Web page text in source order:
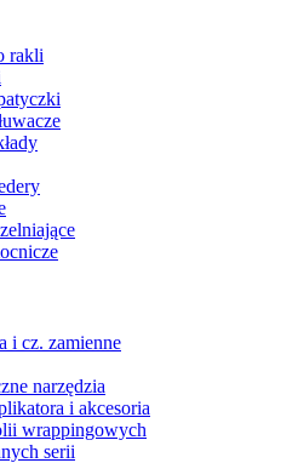
rakli
i cz. zamienne
narzędzia
i akcesoria
wrappingowych
serii